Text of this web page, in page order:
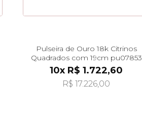
Pulseira de Ouro 18k Citrinos
Quadrados com 19cm pu07853
10x R$ 1.722,60
R$ 17.226,00